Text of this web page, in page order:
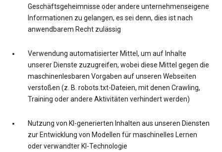
Geschäftsgeheimnisse oder andere unternehmenseigene
Informationen zu gelangen, es sei denn, dies ist nach
anwendbarem Recht zulässig
Verwendung automatisierter Mittel, um auf Inhalte
unserer Dienste zuzugreifen, wobei diese Mittel gegen die
maschinenlesbaren Vorgaben auf unseren Webseiten
verstoßen (z. B. robots.txt-Dateien, mit denen Crawling,
Training oder andere Aktivitäten verhindert werden)
Nutzung von KI-generierten Inhalten aus unseren Diensten
zur Entwicklung von Modellen für maschinelles Lernen
oder verwandter KI-Technologie